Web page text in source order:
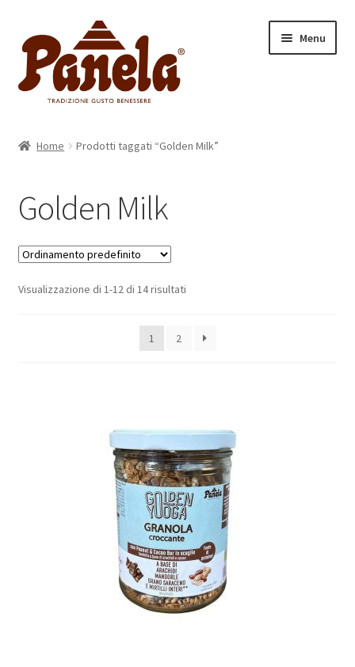
alla
navigazione
al
contenuto
Menu
Prodotti
Chi siamo
Home Prodotti taggati “Golden Milk”
Golden Milk
Visualizzazione di 1-12 di 14 risultati
1 2